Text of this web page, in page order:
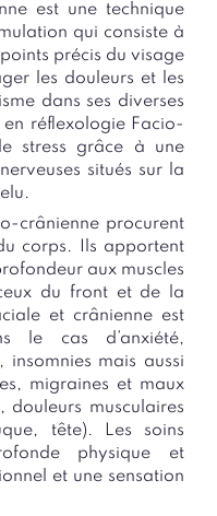
est une technique
qui consiste à
précis du visage
les douleurs et les
dans ses diverses
en réflexologie Facio-
stress grâce à une
situés sur la
-crânienne procurent
corps. Ils apportent
aux muscles
du front et de la
et crânienne est
le cas d’anxiété,
mais aussi
migraines et maux
douleurs musculaires
tête). Les soins
physique et
et une sensation